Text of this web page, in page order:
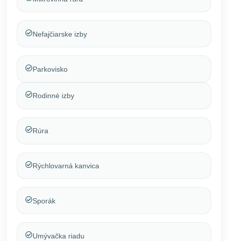
Nefajčiarske izby
Parkovisko
Rodinné izby
Rúra
Rýchlovarná kanvica
Sporák
Umývačka riadu